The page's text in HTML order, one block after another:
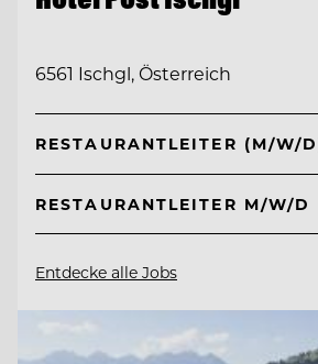
6561 Ischgl, Österreich
RESTAURANTLEITER (M/W/
RESTAURANTLEITER M/W/D
Entdecke alle Jobs